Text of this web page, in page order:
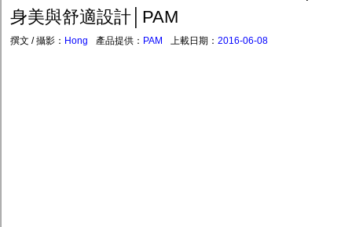
身美與舒適設計│PAM
撰文 / 攝影： Hong 產品提供： PAM 上載日期： 2016-06-08